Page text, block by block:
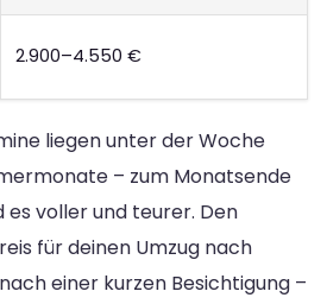
2.900–4.550 €
liegen unter der Woche
– zum Monatsende
es voller und teurer. Den
für deinen Umzug nach
einer kurzen Besichtigung –